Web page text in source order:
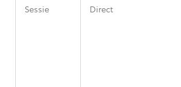
Sessie Direct